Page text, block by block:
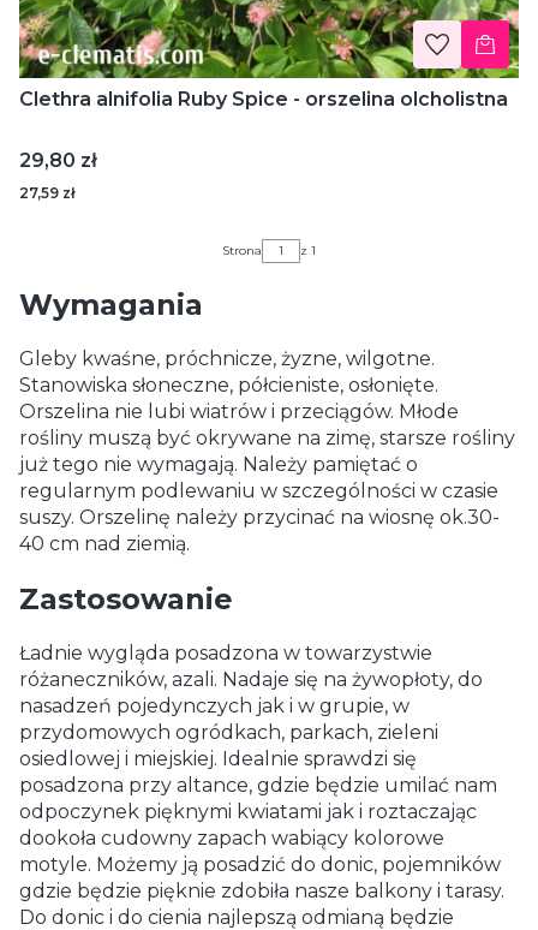
Clethra alnifolia Ruby Spice - orszelina olcholistna
Cena
29,80 zł
27,59 zł
Strona z 1
Wymagania
Gleby kwaśne, próchnicze, żyzne, wilgotne.
Stanowiska słoneczne, półcieniste, osłonięte.
Orszelina nie lubi wiatrów i przeciągów. Młode
rośliny muszą być okrywane na zimę, starsze rośliny
już tego nie wymagają. Należy pamiętać o
regularnym podlewaniu w szczególności w czasie
suszy. Orszelinę należy przycinać na wiosnę ok.30-
40 cm nad ziemią.
Zastosowanie
Ładnie wygląda posadzona w towarzystwie
różaneczników, azali. Nadaje się na żywopłoty, do
nasadzeń pojedynczych jak i w grupie, w
przydomowych ogródkach, parkach, zieleni
osiedlowej i miejskiej. Idealnie sprawdzi się
posadzona przy altance, gdzie będzie umilać nam
odpoczynek pięknymi kwiatami jak i roztaczając
dookoła cudowny zapach wabiący kolorowe
motyle. Możemy ją posadzić do donic, pojemników
gdzie będzie pięknie zdobiła nasze balkony i tarasy.
Do donic i do cienia najlepszą odmianą będzie